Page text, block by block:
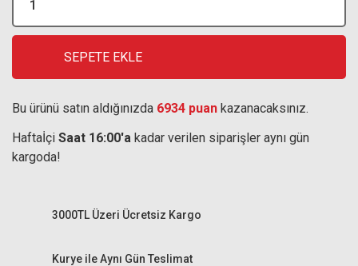
SEPETE EKLE
Bu ürünü satın aldığınızda 6934 puan kazanacaksınız.
Haftaİçi Saat 16:00'a kadar verilen siparişler aynı gün
kargoda!
Kurye ile Aynı Gün Teslimat
3000TL Üzeri Ücretsiz Kargo